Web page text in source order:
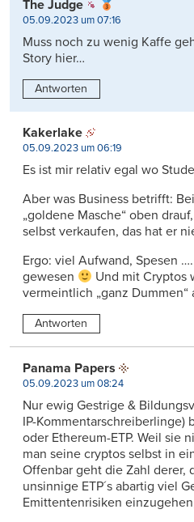
The Judge
05.09.2023 um 07:16
Muss noch zu wenig Kaffe
Story hier…
Antworten
Kakerlake
05.09.2023 um 06:19
Es ist mir relativ egal wo
Aber was Business betrifft:
„goldene Masche“ oben
selbst verkaufen, das hat er
Ergo: viel Aufwand, Spesen
gewesen
Und mit Cryptos
vermeintlich „ganz Dummen“
Antworten
Panama Papers
05.09.2023 um 08:24
Nur ewig Gestrige &
IP-Kommentarschreiberlinge)
oder Ethereum-ETP. Weil sie
man seine cryptos selbst in
Offenbar geht die Zahl derer,
unsinnige ETP´s abartig viel
Emittentenrisiken